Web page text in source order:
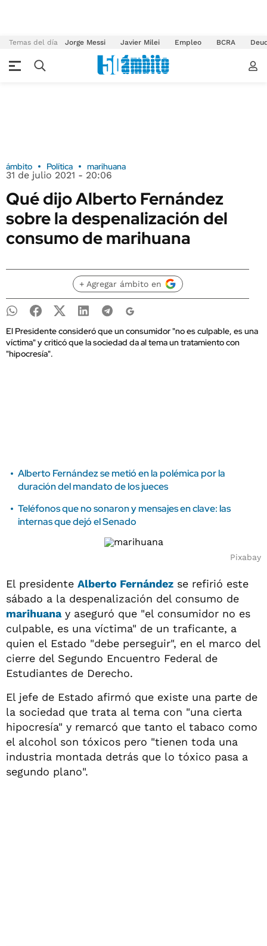
Temas del día Jorge Messi Javier Milei Empleo BCRA
ámbito Política marihuana
31 de julio 2021 - 20:06
Qué dijo Alberto Fernández
sobre la despenalización del
consumo de marihuana
+ Agregar ámbito en
El Presidente consideró que un consumidor "no es culpable, es una
víctima" y criticó que la sociedad da al tema un tratamiento con
"hipocresía".
Alberto Fernández se metió en la polémica por la
duración del mandato de los jueces
Teléfonos que no sonaron y mensajes en clave: las
internas que dejó el Senado
Pixabay
El presidente Alberto Fernández se refirió este
sábado a la despenalización del consumo de
marihuanay aseguró que "el consumidor no es
culpable, es una víctima" de un traficante, a
quien el Estado "debe perseguir", en el marco del
cierre del Segundo Encuentro Federal de
Estudiantes de Derecho.
El jefe de Estado afirmó que existe una parte de
la sociedad que trata al tema con "una cierta
hipocresía" y remarcó que tanto el tabaco como
el alcohol son tóxicos pero "tienen toda una
industria montada detrás que lo tóxico pasa a
segundo plano".